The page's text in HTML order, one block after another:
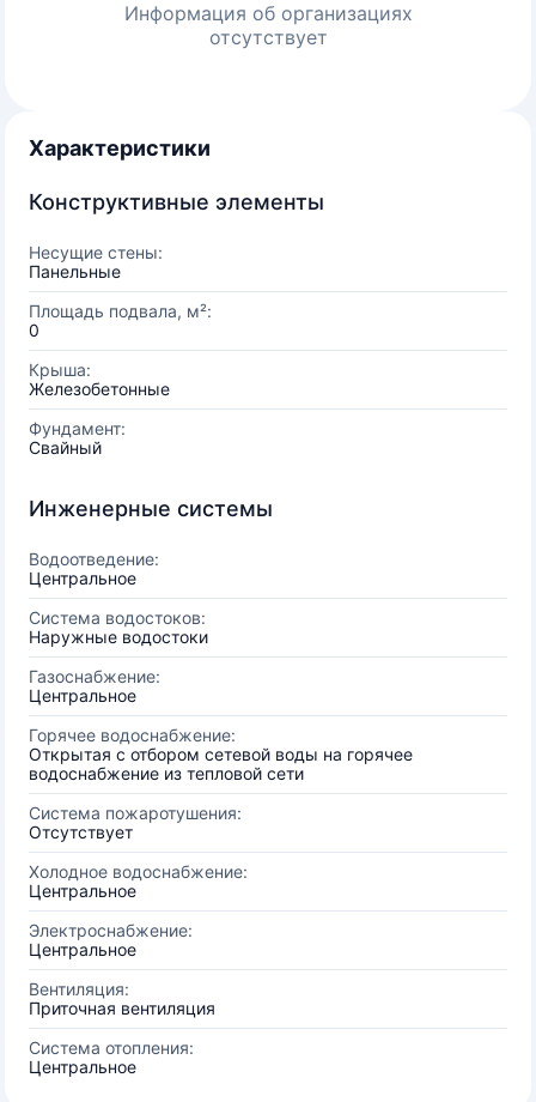
Информация об организациях
отсутствует
Характеристики
Конструктивные элементы
Несущие стены:
Панельные
Площадь подвала, м²:
0
Крыша:
Железобетонные
Фундамент:
Свайный
Инженерные системы
Водоотведение:
Центральное
Система водостоков:
Наружные водостоки
Газоснабжение:
Центральное
Горячее водоснабжение:
Открытая с отбором сетевой воды на горячее
водоснабжение из тепловой сети
Система пожаротушения:
Отсутствует
Холодное водоснабжение:
Центральное
Электроснабжение:
Центральное
Вентиляция:
Приточная вентиляция
Система отопления:
Центральное